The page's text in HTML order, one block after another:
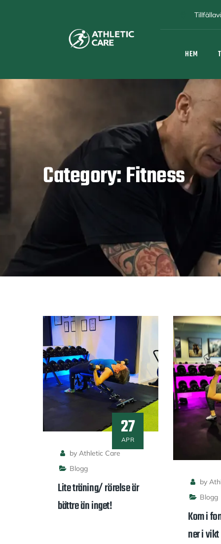
HEM
Category: Fitness
27
APR
by Athletic Care
Blogg
Lite träning/ rörelse är
bättre än inget!
by
Blogg
Kom i
ner i